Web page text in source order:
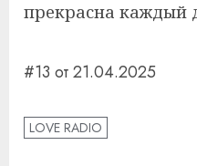
прекрасна каждый
#13 от 21.04.2025
LOVE RADIO